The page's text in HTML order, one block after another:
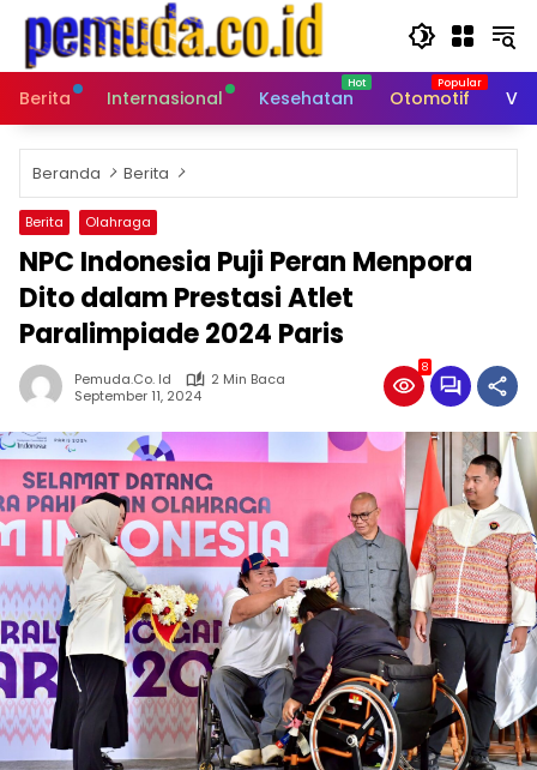
Langsung
konten
Berita
Internasional Kesehatan Otomotif
Beranda Berita
Berita Olahraga
NPC Indonesia Puji Peran Menpora
Dito dalam Prestasi Atlet
Paralimpiade 2024 Paris
Pemuda.co. Id
2 Min Baca
September 11, 2024
8